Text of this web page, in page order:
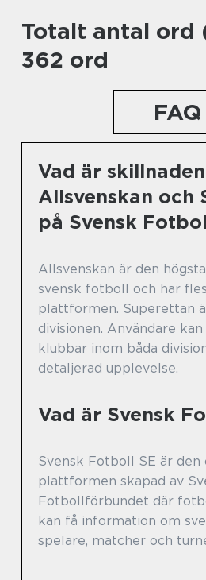
Totalt antal ord
362 ord
FAQ
Vad är
Allsvenskan och
på Svensk
Allsvenskan är den
svensk fotboll och har
plattformen. Superettan
divisionen. Användare
klubbar inom båda
detaljerad upplevelse.
Vad är Svensk
Svensk Fotboll SE är
plattformen skapad av
Fotbollförbundet där
kan få information om
spelare, matcher och